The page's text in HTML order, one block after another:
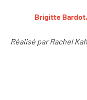
Brigitte
Réalisé par Rachel